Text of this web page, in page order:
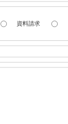
資料請求